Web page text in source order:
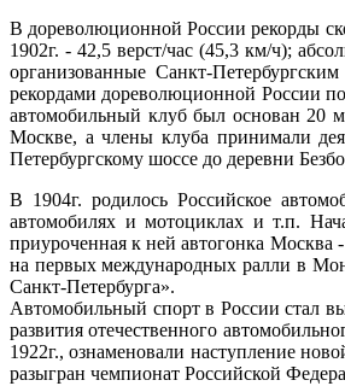
В дореволюционной России рекорды
1902г. - 42,5 верст/час (45,3 км/ч);
организованные Санкт-
рекордами дореволюционной России
автомобильный клуб был основан 20
Москве, а члены клуба принимали
Петербургскому шоссе до деревни
В 1904г. родилось Российское
автомобилях и мотоциклах и т.п.
приуроченная к ней автогонка
на первых международных ралли в
Санкт-Петербурга».
Автомобильный спорт в России стал
развития отечественного
1922г., ознаменовали наступление
разыгран чемпионат Российской